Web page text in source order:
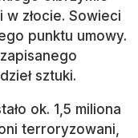
złocie. Sowieci
punktu umowy.
sztuki.
ok. 1,5 miliona
terroryzowani,